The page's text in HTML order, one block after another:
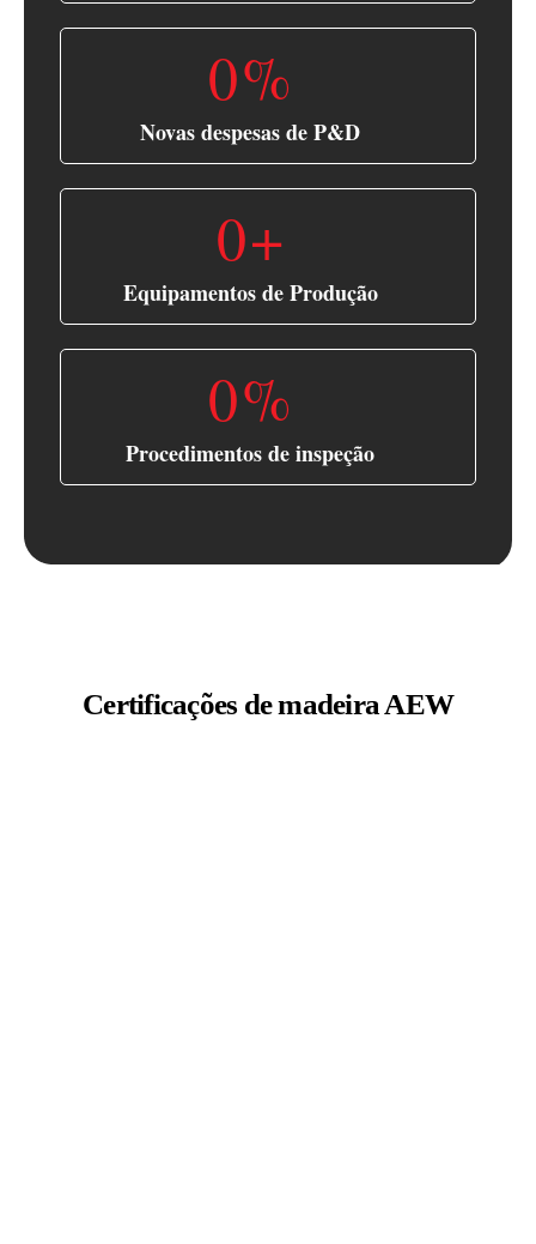
Novas despesas de P&D
0%
Equipamentos de Produção
0+
Procedimentos de inspeção
0%
Certificações de madeira AEW